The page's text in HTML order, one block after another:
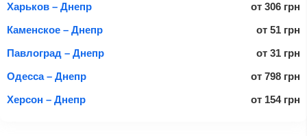
Харьков – Днепр
от 306 грн
Каменское – Днепр
от 51 грн
Павлоград – Днепр
от 31 грн
Одесса – Днепр
от 798 грн
Херсон – Днепр
от 154 грн